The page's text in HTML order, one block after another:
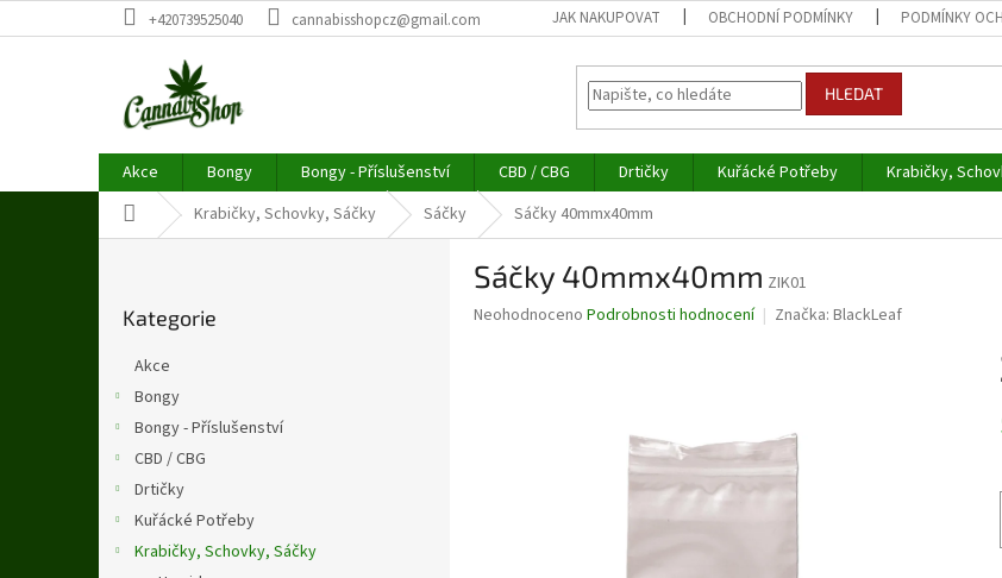
na
+420739525040 cannabisshopcz@gmail.com JAK NAKUPOVAT OBCHODNÍ PODMÍNKY PODMÍNKY
HLEDAT
Akce Bongy Bongy - Příslušenství CBD / CBG Drtičky Kuřácké Potřeby Krabičky,
Domů Krabičky, Schovky, Sáčky Sáčky Sáčky 40mmx40mm
kategorie
Kategorie
Akce
Bongy
Bongy - Příslušenství
CBD / CBG
Drtičky
Kuřácké Potřeby
Krabičky, Schovky, Sáčky
Sáčky 40mmx40mm ZIK01
Průměrné
Neohodnoceno Podrobnosti hodnocení Značka: BlackLeaf